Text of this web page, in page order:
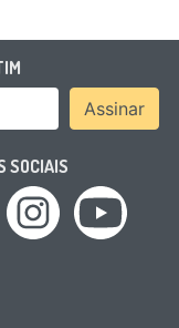
AddressAssinar
SOCIAIS